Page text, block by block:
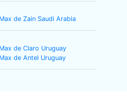
de Zain Saudi Arabia
de Claro Uruguay
de Antel Uruguay